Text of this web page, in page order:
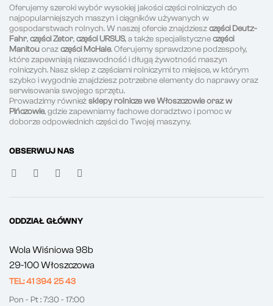
Oferujemy szeroki wybór wysokiej jakości części rolniczych do
najpopularniejszych maszyn i ciągników używanych w
gospodarstwach rolnych. W naszej ofercie znajdzieszczęści Deutz-
Fahr,części Zetor,części URSUS, a także specjalistyczneczęści
Manitouorazczęści McHale. Oferujemy sprawdzone podzespoły,
które zapewniają niezawodność i długą żywotność maszyn
rolniczych. Nasz sklep z częściami rolniczymi to miejsce, w którym
szybko i wygodnie znajdziesz potrzebne elementy do naprawy oraz
serwisowania swojego sprzętu.
Prowadzimy równieżsklepy rolnicze we Włoszczowie oraz w
Pińczowie, gdzie zapewniamy fachowe doradztwo i pomoc w
doborze odpowiednich części do Twojej maszyny.
OBSERWUJ NAS
ODDZIAŁ GŁÓWNY
Wola Wiśniowa 98b
29-100 Włoszczowa
TEL: 41 394 25 43
Pon - Pt : 7:30 - 17:00